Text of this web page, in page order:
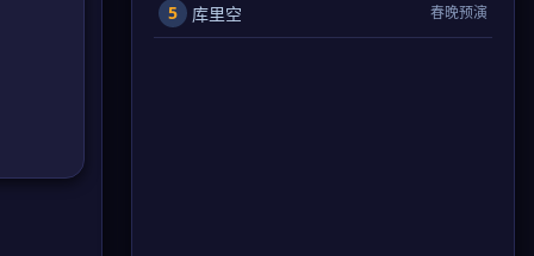
5 库里空 春晚预演